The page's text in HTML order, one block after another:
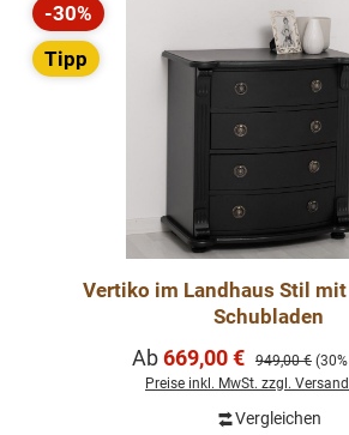
Rabatt
-30%
Tipp
Vertiko im Landhaus Stil
Schubladen
Verkaufspreis:
Ab669,00 € Regulärer
949,00 €
Preise inkl. MwSt. zzgl.
Vergleichen